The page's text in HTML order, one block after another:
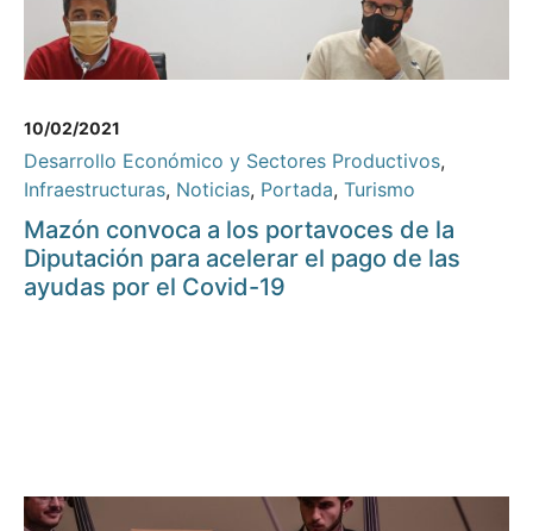
10/02/2021
Desarrollo Económico y Sectores Productivos,
Infraestructuras, Noticias, Portada, Turismo
Mazón convoca a los portavoces de la
Diputación para acelerar el pago de las
ayudas por el Covid-19